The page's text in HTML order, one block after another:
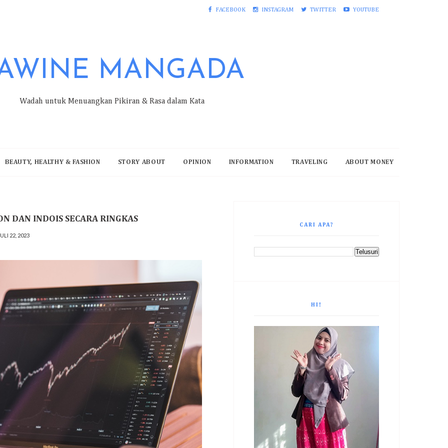
FACEBOOK INSTAGRAM TWITTER YOUTUBE
MANGADA
Wadah untuk Menuangkan Pikiran & Rasa dalam Kata
BEAUTY, HEALTHY & FASHION STORY ABOUT OPINION INFORMATION TRAVELING ABOUT MONEY
DAN INDOIS SECARA RINGKAS
22, 2023
CARI APA?
HI!